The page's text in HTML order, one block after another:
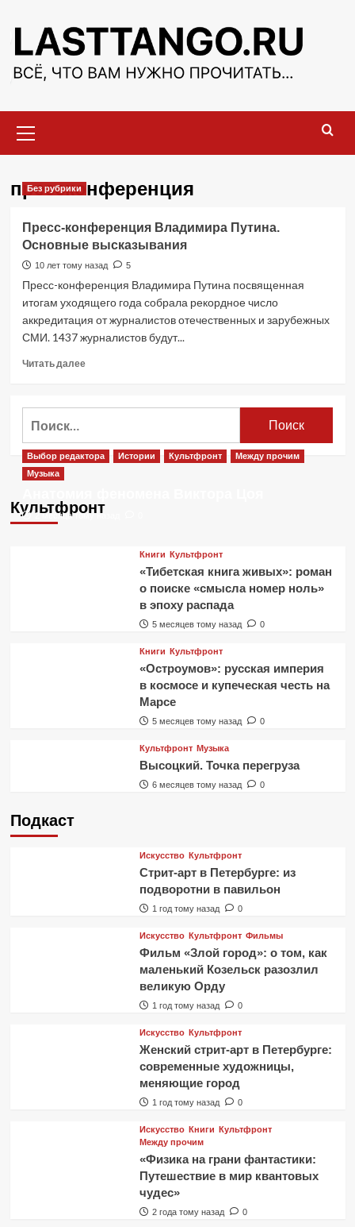
содержимому
меню
прессконференция
Без рубрики
Пресс-конференция Владимира Путина.
Основные высказывания
10 лет тому назад 5
Пресс-конференция Владимира Путина посвященная
итогам уходящего года собрала рекордное число
аккредитация от журналистов отечественных и зарубежных
СМИ. 1437 журналистов будут...
Читать далееПрочитать
Пресс-
Путина.
Основные
Культфронт
Выбор редактора Истории Культфронт
Между прочим
Музыка
2 месяца тому назад
Книги Культфронт
«Тибетская книга живых»: роман
о поиске «смысла номер ноль»
в эпоху распада
5 месяцев тому назад 0
Книги Культфронт
«Остроумов»: русская империя
в космосе и купеческая честь на
Марсе
5 месяцев тому назад 0
Культфронт Музыка
Высоцкий. Точка перегруза
6 месяцев тому назад 0
Подкаст
Искусство Культфронт
Стрит-арт в Петербурге: из
подворотни в павильон
1 год тому назад 0
Искусство Культфронт Фильмы
Фильм «Злой город»: о том, как
маленький Козельск разозлил
великую Орду
1 год тому назад 0
Искусство Культфронт
Женский стрит-арт в Петербурге:
современные художницы,
меняющие город
1 год тому назад 0
Искусство Книги Культфронт
Между прочим
«Физика на грани фантастики:
Путешествие в мир квантовых
чудес»
2 года тому назад 0